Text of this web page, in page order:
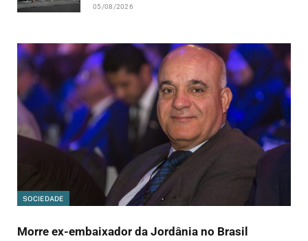
05/08/2026
SOCIEDADE
Morre ex-embaixador da Jordânia no Brasil